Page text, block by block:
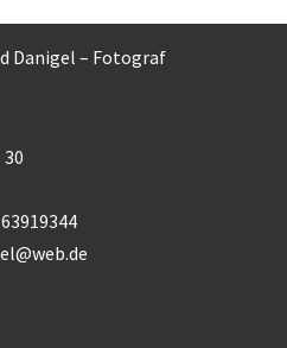
Danigel – Fotograf